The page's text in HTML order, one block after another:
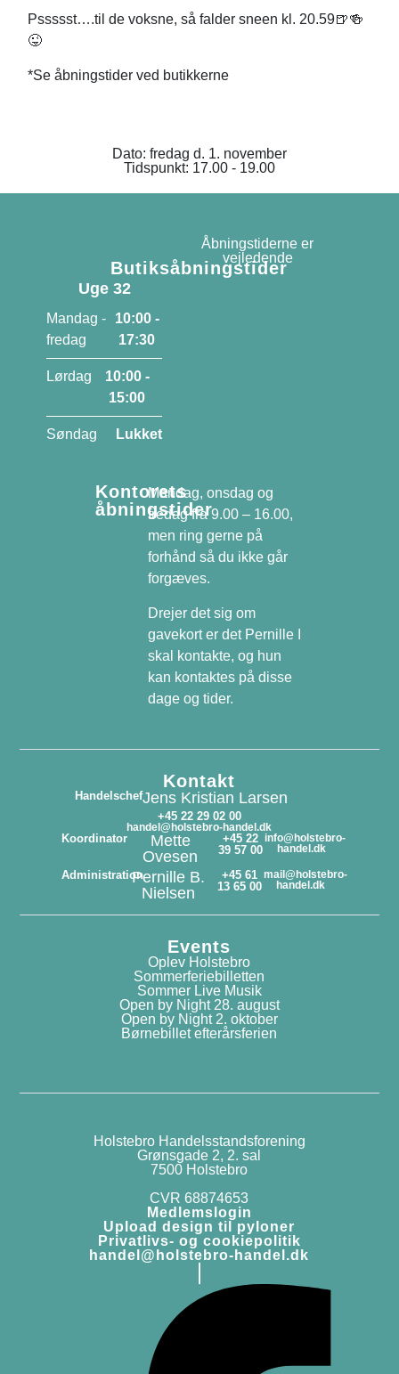
Pssssst….til de voksne, så falder sneen kl. 20.59🍺🍻
😜
*Se åbningstider ved butikkerne
Dato: fredag d. 1. november
Tidspunkt: 17.00 - 19.00
Holstebro Handelsstandsforening
Grønsgade 2, 2. sal
7500 Holstebro
CVR 68874653
Medlemslogin
Upload design til pyloner
Privatlivs- og cookiepolitik
handel@holstebro-handel.dk
Butiksåbningstider
Uge 32
Mandag -
fredag
10:00 -
17:30
Lørdag
10:00 -
15:00
Søndag Lukket
Åbningstiderne er
vejledende
Kontorets
åbningstider
Mandag, onsdag og
fredag fra 9.00 – 16.00,
men ring gerne på
forhånd så du ikke går
forgæves.
Drejer det sig om
gavekort er det Pernille I
skal kontakte, og hun
kan kontaktes på disse
dage og tider.
Kontakt
HandelschefJens Kristian Larsen
+45 22 29 02 00
handel@holstebro-handel.dk
Koordinator
Mette
Ovesen
+45 22
39 57 00
info@holstebro-
handel.dk
AdministrationPernille B.
Nielsen
+45 61
13 65 00
mail@holstebro-
handel.dk
Events
Oplev Holstebro
Sommerferiebilletten
Sommer Live Musik
Open by Night 28. august
Open by Night 2. oktober
Børnebillet efterårsferien